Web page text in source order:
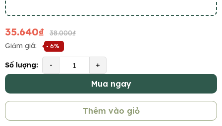
35.640₫
38.000₫
Giảm giá:
- 6%
Số lượng: - +
Mua ngay
Thêm vào giỏ